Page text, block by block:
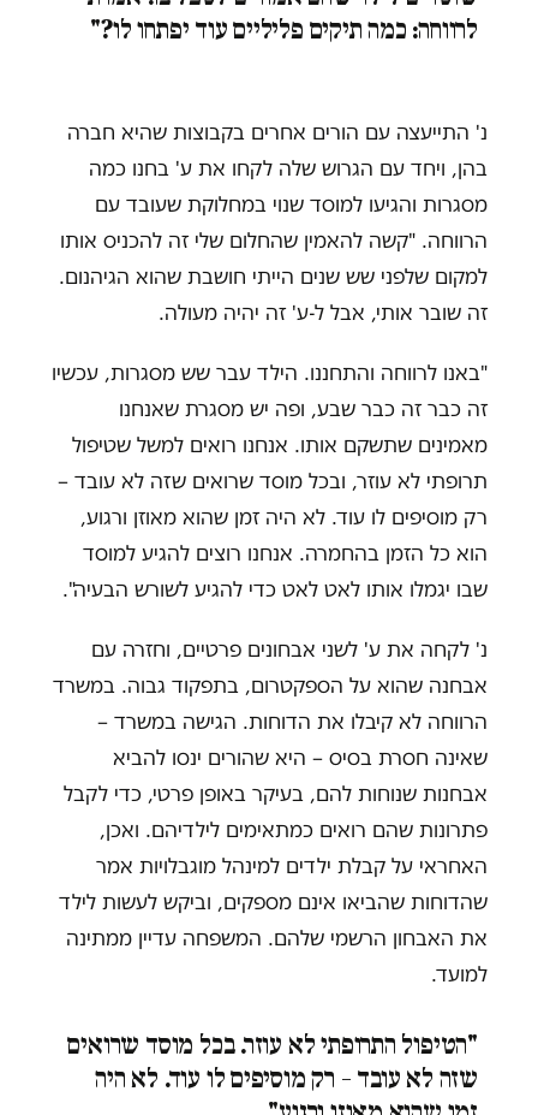
לרווחה: כמה תיקים פליליים עוד יפתחו לו?"
נ' התייעצה עם הורים אחרים בקבוצות שהיא חברה
בהן, ויחד עם הגרוש שלה לקחו את ע' בחנו כמה
מסגרות והגיעו למוסד שנוי במחלוקת שעובד עם
הרווחה. "קשה להאמין שהחלום שלי זה להכניס אותו
למקום שלפני שש שנים הייתי חושבת שהוא הגיהנום.
זה שובר אותי, אבל ל-ע' זה יהיה מעולה.
"באנו לרווחה והתחננו. הילד עבר שש מסגרות, עכשיו
זה כבר זה כבר שבע, ופה יש מסגרת שאנחנו
מאמינים שתשקם אותו. אנחנו רואים למשל שטיפול
תרופתי לא עוזר, ובכל מוסד שרואים שזה לא עובד –
רק מוסיפים לו עוד. לא היה זמן שהוא מאוזן ורגוע,
הוא כל הזמן בהחמרה. אנחנו רוצים להגיע למוסד
שבו יגמלו אותו לאט לאט כדי להגיע לשורש הבעיה".
נ' לקחה את ע' לשני אבחונים פרטיים, וחזרה עם
אבחנה שהוא על הספקטרום, בתפקוד גבוה. במשרד
הרווחה לא קיבלו את הדוחות. הגישה במשרד –
שאינה חסרת בסיס – היא שהורים ינסו להביא
אבחנות שנוחות להם, בעיקר באופן פרטי, כדי לקבל
פתרונות שהם רואים כמתאימים לילדיהם. ואכן,
האחראי על קבלת ילדים למינהל מוגבלויות אמר
שהדוחות שהביאו אינם מספקים, וביקש לעשות לילד
את האבחון הרשמי שלהם. המשפחה עדיין ממתינה
למועד.
"הטיפול התרופתי לא עוזר. בכל מוסד שרואים
שזה לא עובד – רק מוסיפים לו עוד. לא היה